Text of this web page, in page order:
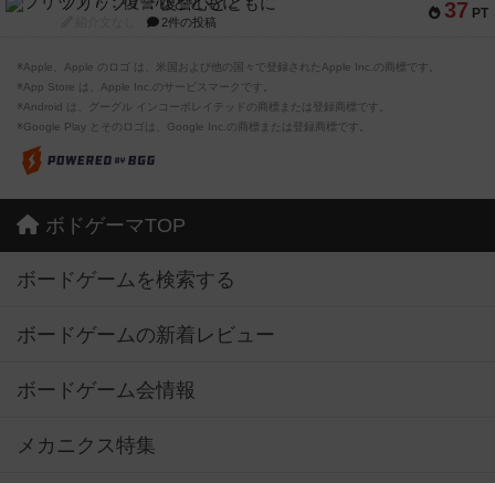
37 PT
2件の投稿
※Apple、Apple のロゴ は、米国および他の国々で登録されたApple Inc.の商標です。
※App Store は、Apple Inc.のサービスマークです。
※Android は、グーグル インコーポレイテッドの商標または登録商標です。
※Google Play とそのロゴは、Google Inc.の商標または登録商標です。
ボドゲーマTOP
ボードゲームを検索する
ボードゲームの新着レビュー
ボードゲーム会情報
メカニクス特集